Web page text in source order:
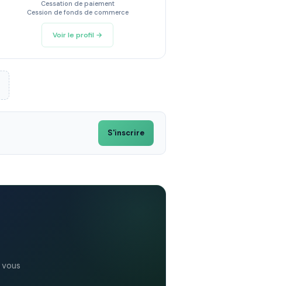
Cessation de paiement
Cession de fonds de commerce
Voir le profil →
S'inscrire
vous